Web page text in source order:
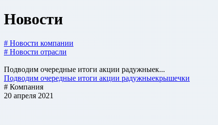
Новости
# Новости компании
# Новости отрасли
Подводим очередные итоги акции радужныек...
Подводим очередные итоги акции радужныекрышечки
# Компания
20 апреля 2021